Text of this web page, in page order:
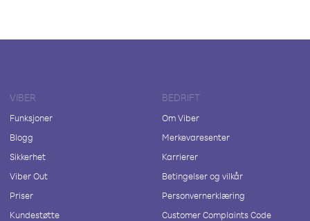
VIBER
Funksjoner
Blogg
Sikkerhet
Viber Out
Priser
Kundestøtte
BEDRIFT
Om Viber
Merkevaresenter
Karrierer
Betingelser og vilkår
Personvernerklæring
Customer Complaints Code